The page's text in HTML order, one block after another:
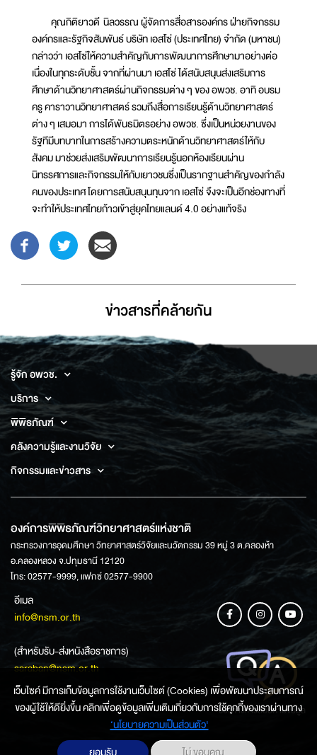
คุณกิติยาวดี นิลวรรณ ผู้จัดการสื่อสารองค์กร ฝ่ายกิจกรรม
องค์กรและรัฐกิจสัมพันธ์ บริษัท เอสโซ่ (ประเทศไทย) จำกัด (มหาชน)
กล่าวว่า เอสโซ่ให้ความสำคัญกับการพัฒนาการศึกษามาอย่างต่อ
เนื่องในทุกระดับชั้น จากที่ผ่านมา เอสโซ่ ได้สนับสนุนส่งเสริมการ
ศึกษาด้านวิทยาศาสตร์ผ่านกิจกรรมต่าง ๆ ของ อพวช. อาทิ อบรม
ครู คาราวานวิทยาศาสตร์ รวมถึงสื่อการเรียนรู้ด้านวิทยาศาสตร์
ต่าง ๆ เสมอมา การได้พันธมิตรอย่าง อพวช. ซึ่งเป็นหน่วยงานของ
รัฐทีมีบทบาทในการสร้างความตระหนักด้านวิทยาศาสตร์ให้กับ
สังคม มาช่วยส่งเสริมพัฒนาการเรียนรู้นอกห้องเรียนผ่าน
นิทรรศการและกิจกรรมให้กับเยาวชนซึ่งเป็นรากฐานสำคัญของกำลัง
คนของประเทศ โดยการสนับสนุนทุนจาก เอสโซ่ จึงจะเป็นอีกช่องทางที่
จะทำให้ประเทศไทยก้าวเข้าสู่ยุคไทยแลนด์ 4.0 อย่างแท้จริง
ข่าวสารที่่คล้ายกัน
รู้จัก อพวช.
บริการ
พิพิธภัณฑ์
คลังความรู้และงานวิจัย
กิจกรรมและข่าวสาร
องค์การพิพิธภัณฑ์วิทยาศาสตร์แห่งชาติ
กระทรวงการอุดมศึกษา วิทยาศาสตร์วิจัยและนวัตกรรม 39 หมู่ 3 ต.คลองห้า
อ.คลองหลวง จ.ปทุมธานี 12120
โทร: 02577-9999, แฟกซ์ 02577-9900
อีเมล
info@nsm.or.th
(สำหรับรับ-ส่งหนังสือราชการ)
saraban@nsm.or.th
ช่องทางการสอบถามข้อมูล
เว็บไซค์ มีการเก็บข้อมูลการใช้งานเว็บไซต์ (Cookies) เพื่อพัฒนาประสบการณ์
ของผู้ใช้ให้ดียิ่งขึ้น คลิกเพื่อดูข้อมูลเพิ่มเติมเกี่ยวกับการใช้คุกกี้ของเราผ่านทาง
‘นโยบายความเป็นส่วนตัว'